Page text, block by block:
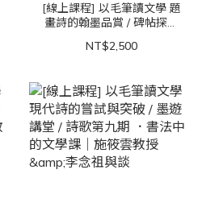
[線上課程] 以毛筆讀文學 題
畫詩的翰墨品賞 / 碑帖探尋
筱雲教授 梁惠生女士分享
NT$2,500